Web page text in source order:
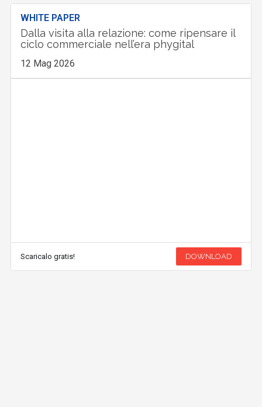
WHITE PAPER
Dalla visita alla relazione: come ripensare il
ciclo commerciale nell’era phygital
12 Mag 2026
Scaricalo gratis! DOWNLOAD